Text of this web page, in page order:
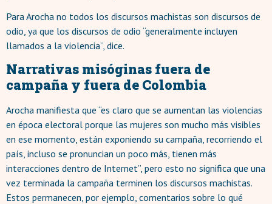
Para Arocha no todos los discursos machistas son discursos de
odio, ya que los discursos de odio “generalmente incluyen
llamados a la violencia”, dice.
Narrativas misóginas fuera de
campaña y fuera de Colombia
Arocha manifiesta que “es claro que se aumentan las violencias
en época electoral porque las mujeres son mucho más visibles
en ese momento, están exponiendo su campaña, recorriendo el
país, incluso se pronuncian un poco más, tienen más
interacciones dentro de Internet”, pero esto no significa que una
vez terminada la campaña terminen los discursos machistas.
Estos permanecen, por ejemplo, comentarios sobre lo qué